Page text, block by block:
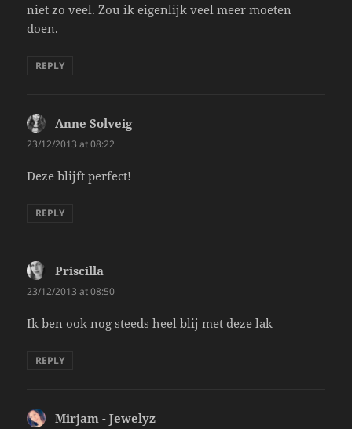
niet zo veel. Zou ik eigenlijk veel meer moeten
doen.
REPLY
Anne Solveigsays:
23/12/2013 at 08:22
Deze blijft perfect!
REPLY
Priscilla
23/12/2013 at 08:50
Ik ben ook nog steeds heel blij met deze lak
REPLY
Mirjam - Jewelyz